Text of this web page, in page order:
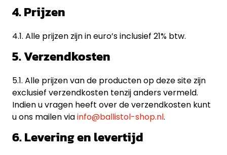
4. Prijzen
4.1. Alle prijzen zijn in euro’s inclusief 21% btw.
5. Verzendkosten
5.1. Alle prijzen van de producten op deze site zijn
exclusief verzendkosten tenzij anders vermeld.
Indien u vragen heeft over de verzendkosten kunt
u ons mailen viainfo@ballistol-shop.nl.
6. Levering en levertijd